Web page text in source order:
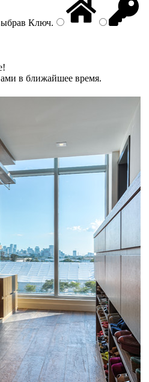
Ключ.
в ближайшее время.